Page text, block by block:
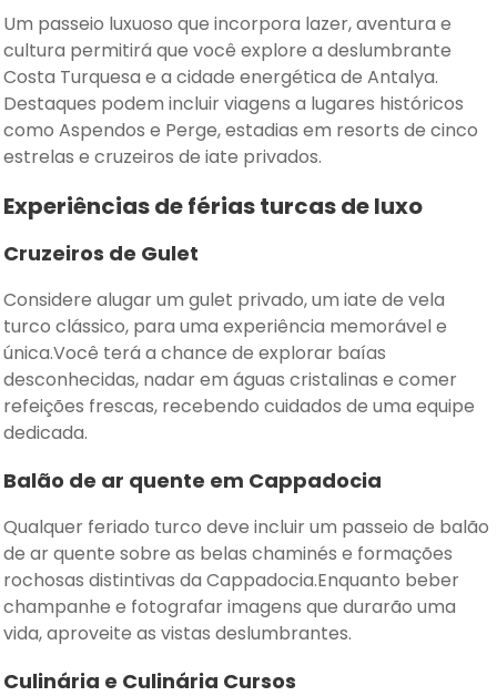
Um passeio luxuoso que incorpora lazer, aventura e
cultura permitirá que você explore a deslumbrante
Costa Turquesa e a cidade energética de Antalya.
Destaques podem incluir viagens a lugares históricos
como Aspendos e Perge, estadias em resorts de cinco
estrelas e cruzeiros de iate privados.
Experiências de férias turcas de luxo
Cruzeiros de Gulet
Considere alugar um gulet privado, um iate de vela
turco clássico, para uma experiência memorável e
única.Você terá a chance de explorar baías
desconhecidas, nadar em águas cristalinas e comer
refeições frescas, recebendo cuidados de uma equipe
dedicada.
Balão de ar quente em Cappadocia
Qualquer feriado turco deve incluir um passeio de balão
de ar quente sobre as belas chaminés e formações
rochosas distintivas da Cappadocia.Enquanto beber
champanhe e fotografar imagens que durarão uma
vida, aproveite as vistas deslumbrantes.
Culinária e Culinária Cursos